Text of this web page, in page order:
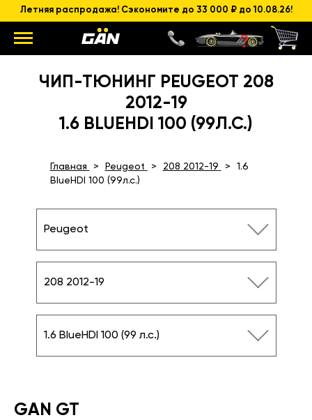
Летняя распродажа! Сэкономите до 33 000 ₽ до 10.08.26!
ЧИП-ТЮНИНГ PEUGEOT 208
2012-19
1.6 BLUEHDI 100 (99Л.С.)
Главная Peugeot 208 2012-19
1.6
BlueHDI 100 (99л.с.)
Peugeot
208 2012-19
1.6 BlueHDI 100 (99 л.с.)
GАN GT